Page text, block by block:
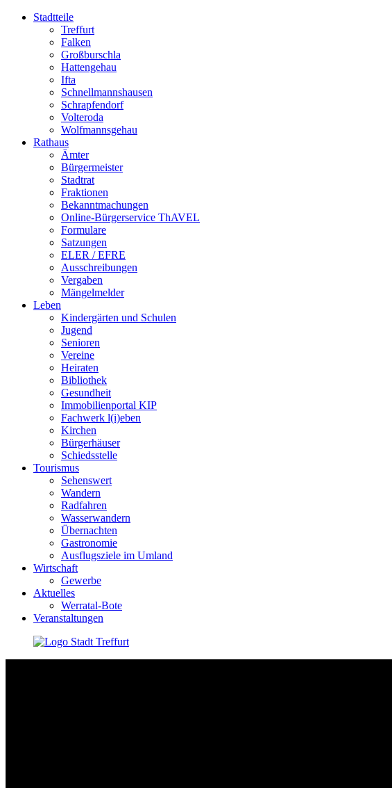
Stadtteile
Treffurt
Falken
Großburschla
Hattengehau
Ifta
Schnellmannshausen
Schrapfendorf
Volteroda
Wolfmannsgehau
Rathaus
Ämter
Bürgermeister
Stadtrat
Fraktionen
Bekanntmachungen
Online-Bürgerservice ThAVEL
Formulare
Satzungen
ELER / EFRE
Ausschreibungen
Vergaben
Mängelmelder
Leben
Kindergärten und Schulen
Jugend
Senioren
Vereine
Heiraten
Bibliothek
Gesundheit
Immobilienportal KIP
Fachwerk l(i)eben
Kirchen
Bürgerhäuser
Schiedsstelle
Tourismus
Sehenswert
Wandern
Radfahren
Wasserwandern
Übernachten
Gastronomie
Ausflugsziele im Umland
Wirtschaft
Gewerbe
Aktuelles
Werratal-Bote
Veranstaltungen